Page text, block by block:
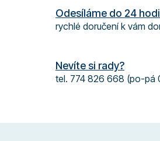
y
v
s
Odesíláme do 24
rychlé doručení k vám
Nevíte si rady?
tel. 774 826 668 (po-pá